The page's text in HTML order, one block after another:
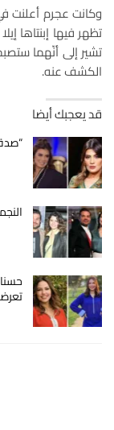
وكانت عجرم أعلنت
تظهر فيها إبنتاها
تشير إلى أنّهما
الكشف عنه.
قد يعجبك أيضا